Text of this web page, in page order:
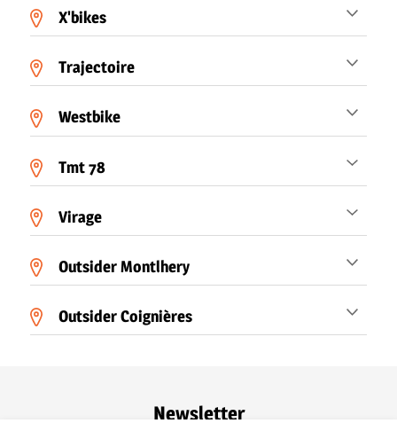
X'bikes
Trajectoire
Westbike
Tmt 78
Virage
Outsider Montlhery
Outsider Coignières
Newsletter